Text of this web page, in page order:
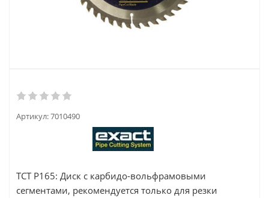
Артикул:7010490
TCT P165: Диск с карбидо-вольфрамовыми
сегментами, рекомендуется только для резки